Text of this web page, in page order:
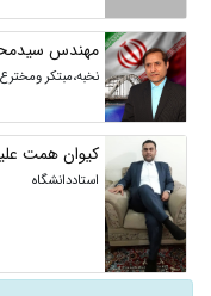
مهندس
نخبه،مبتکر
کیوان همت
استاددانشگاه